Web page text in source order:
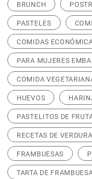
BRUNCH
PASTELES
COMIDAS
PARA MUJERES
COMIDA
HUEVOS
PASTELITOS DE
RECETAS DE
FRAMBUESAS
TARTA DE